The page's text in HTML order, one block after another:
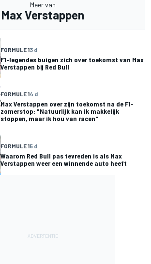
Meer van
Max Verstappen
FORMULE 13 d
F1-legendes buigen zich over toekomst van Max
Verstappen bij Red Bull
FORMULE 14 d
Max Verstappen over zijn toekomst na de F1-
zomerstop: "Natuurlijk kan ik makkelijk
stoppen, maar ik hou van racen"
FORMULE 15 d
Waarom Red Bull pas tevreden is als Max
Verstappen weer een winnende auto heeft